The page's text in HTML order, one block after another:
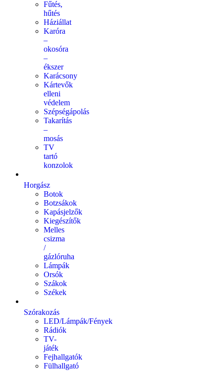
Fűtés,
hűtés
Háziállat
Karóra
–
okosóra
–
ékszer
Karácsony
Kártevők
elleni
védelem
Szépségápolás
Takarítás
–
mosás
TV
tartó
konzolok
Horgász
Botok
Botzsákok
Kapásjelzők
Kiegészítők
Melles
csizma
/
gázlóruha
Lámpák
Orsók
Szákok
Székek
Szórakozás
LED/Lámpák/Fények
Rádiók
TV-
játék
Fejhallgatók
Fülhallgató